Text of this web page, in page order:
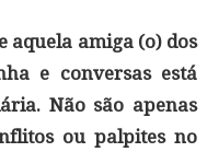
aquela amiga (o) dos
e conversas está
Não são apenas
ou palpites no